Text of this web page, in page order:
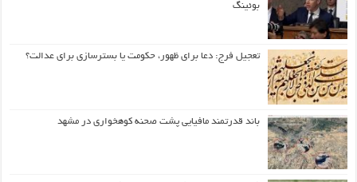
بوئینگ
تعجیل فرج: دعا برای ظهور، حکومت یا بسترسازی برای عدالت؟
باند قدرتمند مافیایی پشت صحنه کوهخواری در مشهد